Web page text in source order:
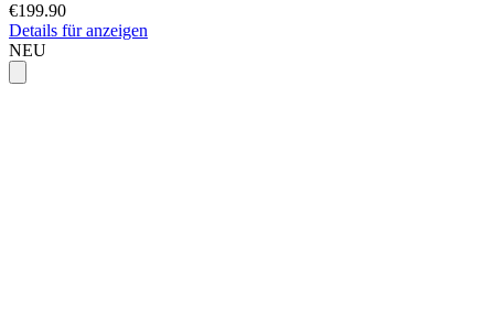
€199.90
Details für anzeigen
NEU